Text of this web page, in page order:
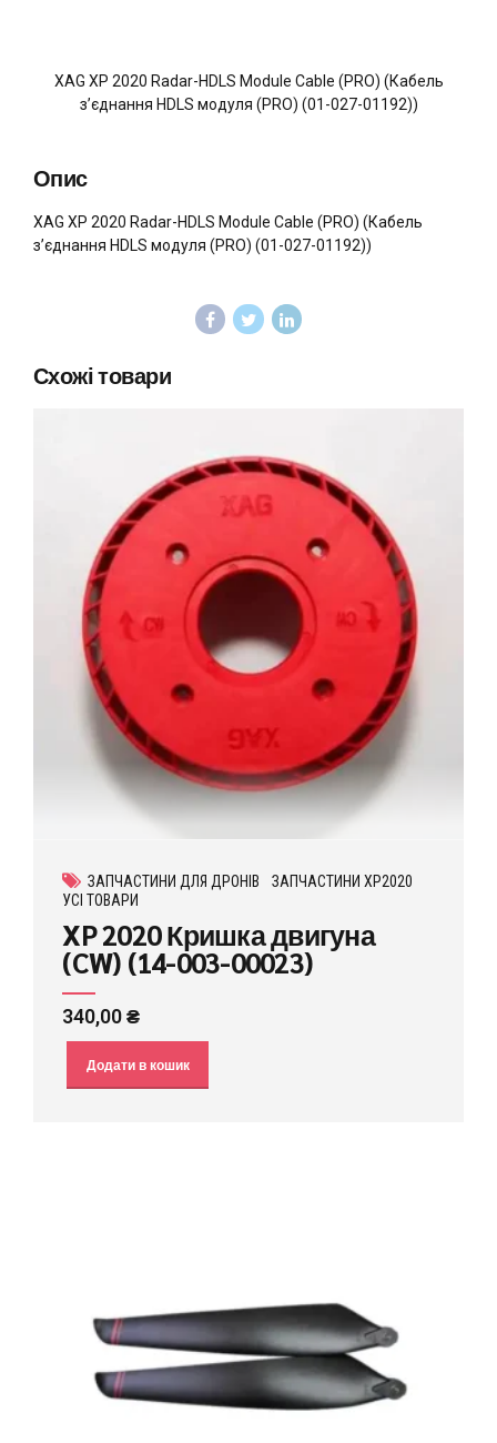
XAG XP 2020 Radar-HDLS Module Cable (PRO) (Кабель
з’єднання HDLS модуля (PRO) (01-027-01192))
Опис
XAG XP 2020 Radar-HDLS Module Cable (PRO) (Кабель
з’єднання HDLS модуля (PRO) (01-027-01192))
Схожі товари
ЗАПЧАСТИНИ ДЛЯ ДРОНІВ
ЗАПЧАСТИНИ XP2020
УСІ ТОВАРИ
XP 2020 Кришка двигуна
(CW) (14-003-00023)
340,00₴
Додати в кошик